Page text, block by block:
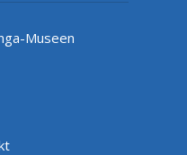
Museen